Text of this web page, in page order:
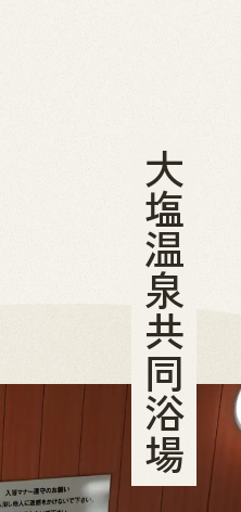
大塩温泉共同浴場